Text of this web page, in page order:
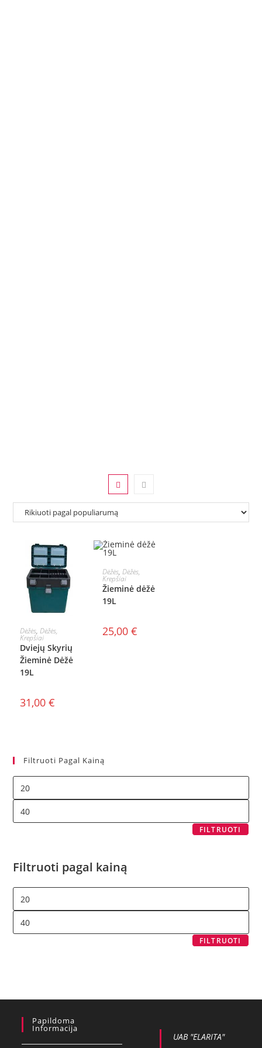
Į KREPŠELĮ
Dėžės, Dėžės,
Krepšiai
Dviejų Skyrių
Žieminė Dėžė
19L
31,00 €
Į KREPŠELĮ
Dėžės, Dėžės,
Krepšiai
Žieminė dėžė
19L
25,00 €
Filtruoti Pagal Kainą
FILTRUOTI
Filtruoti pagal kainą
FILTRUOTI
Papildoma
Informacija
UAB "ELARITA"